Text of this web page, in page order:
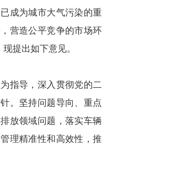
成为城市大气污染的重
营造公平竞争的市场环
提出如下意见。
指导，深入贯彻党的二
。坚持问题导向、重点
放领域问题，落实车辆
理精准性和高效性，推